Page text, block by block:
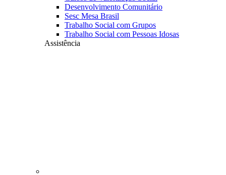
Desenvolvimento Comunitário
Sesc Mesa Brasil
Trabalho Social com Grupos
Trabalho Social com Pessoas Idosas
Assistência